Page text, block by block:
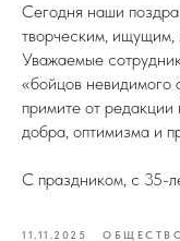
Сегодня наши
творческим, ищущим,
Уважаемые
«бойцов невидимого
примите от
добра, оптимизма и
С праздником, с 35-
11.11.2025